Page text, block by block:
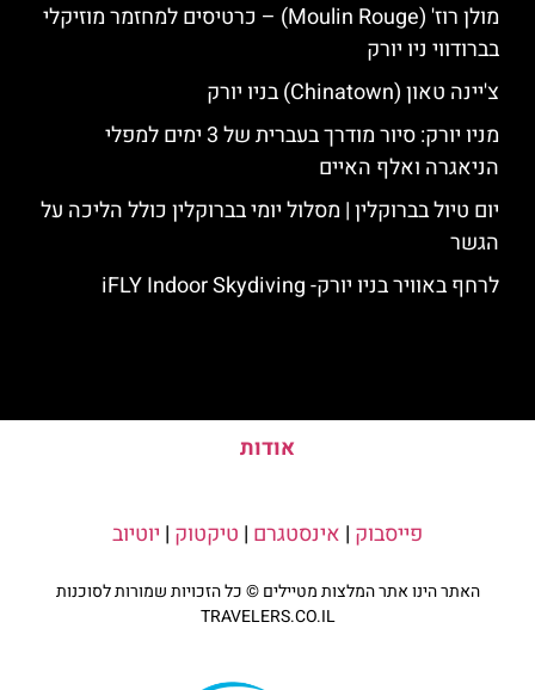
מולן רוז' (Moulin Rouge) – כרטיסים למחזמר מוזיקלי
בברודווי ניו יורק
צ'יינה טאון (Chinatown) בניו יורק
מניו יורק: סיור מודרך בעברית של 3 ימים למפלי
הניאגרה ואלף האיים
יום טיול בברוקלין | מסלול יומי בברוקלין כולל הליכה על
הגשר
לרחף באוויר בניו יורק- iFLY Indoor Skydiving
אודות
פייסבוק | אינסטגרם | טיקטוק | יוטיוב
האתר הינו אתר המלצות מטיילים © כל הזכויות שמורות לסוכנות
TRAVELERS.CO.IL